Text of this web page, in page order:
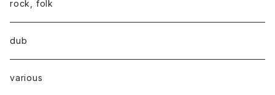
rock, folk
dub
various